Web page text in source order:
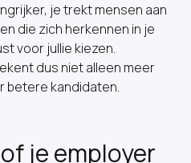
je trekt mensen aan
die zich herkennen in je
voor jullie kiezen.
dus niet alleen meer
betere kandidaten.
je employer